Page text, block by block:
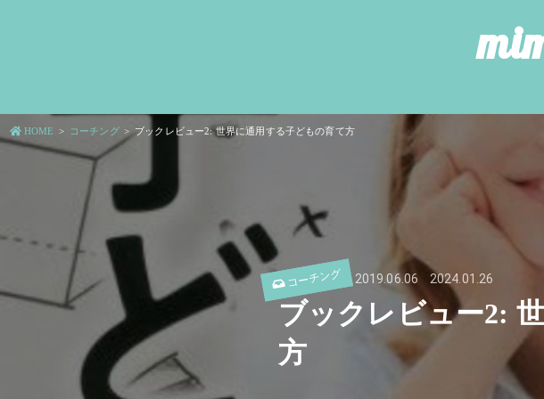
HOME コーチング ブックレビュー2: 世界に通用する子どもの育て方
コーチング 2019.06.06 2024.01.26
ブックレビュー2:
方